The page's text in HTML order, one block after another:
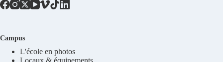
Campus
L'école en photos